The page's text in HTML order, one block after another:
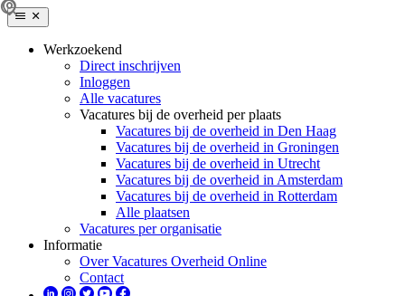
Werkzoekend
Direct inschrijven
Inloggen
Alle vacatures
Vacatures bij de overheid per plaats
Vacatures bij de overheid in Den Haag
Vacatures bij de overheid in Groningen
Vacatures bij de overheid in Utrecht
Vacatures bij de overheid in Amsterdam
Vacatures bij de overheid in Rotterdam
Alle plaatsen
Vacatures per organisatie
Informatie
Over Vacatures Overheid Online
Contact